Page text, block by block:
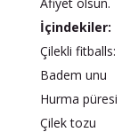
İçindekiler:
Çilekli fitballs:
Badem unu
Hurma püresi
Çilek tozu